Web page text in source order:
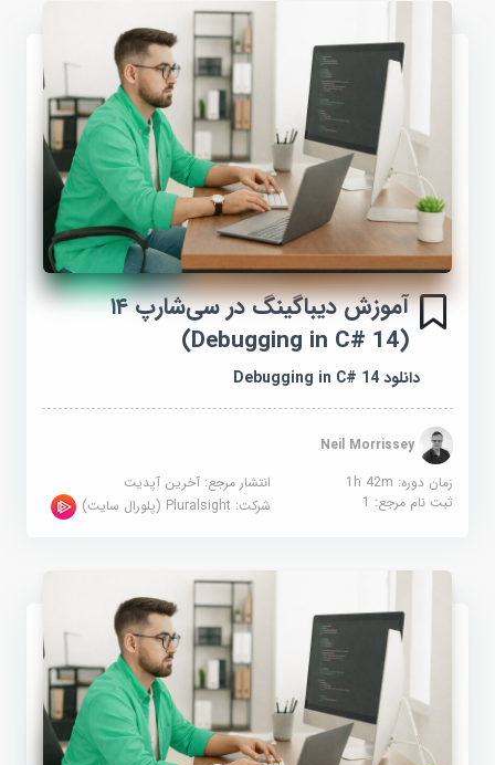
آموزش دیباگینگ در سی‌شارپ ۱۴
(Debugging in C# 14)
دانلود Debugging in C# 14
Neil Morrissey
زمان دوره: 1h 42m
انتشار مرجع:آخرین آپدیت
ثبت نام مرجع:1 شرکت:Pluralsight (پلورال سایت)